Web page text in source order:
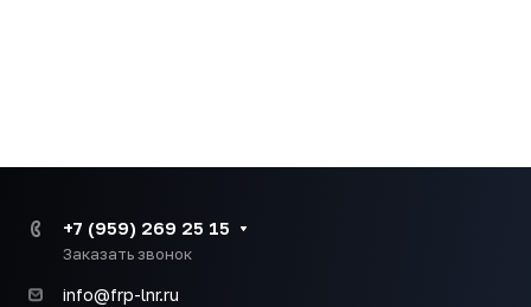
+7 (959) 269 25 15
Заказать звонок
info@frp-lnr.ru